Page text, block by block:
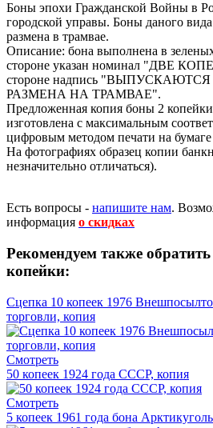
Боны эпохи Гражданской Войны в
городской управы. Боны даного
размена в трамвае.
Описание: бона выполнена в
стороне указан номинал "ДВЕ
стороне надпись
РАЗМЕНА НА ТРАМВАЕ".
Предложенная копия боны 2
изготовлена с максимальным
цифровым методом печати на
На фотографиях образец копии
незначительно отличаться).
Есть вопросы - напишите нам.
информация о скидках
Рекомендуем также
копейки:
Сцепка 10 копеек 1976
торговли, копия
Смотреть
50 копеек 1924 года СССР, копия
Смотреть
5 копеек 1961 года бона Арктикуголь